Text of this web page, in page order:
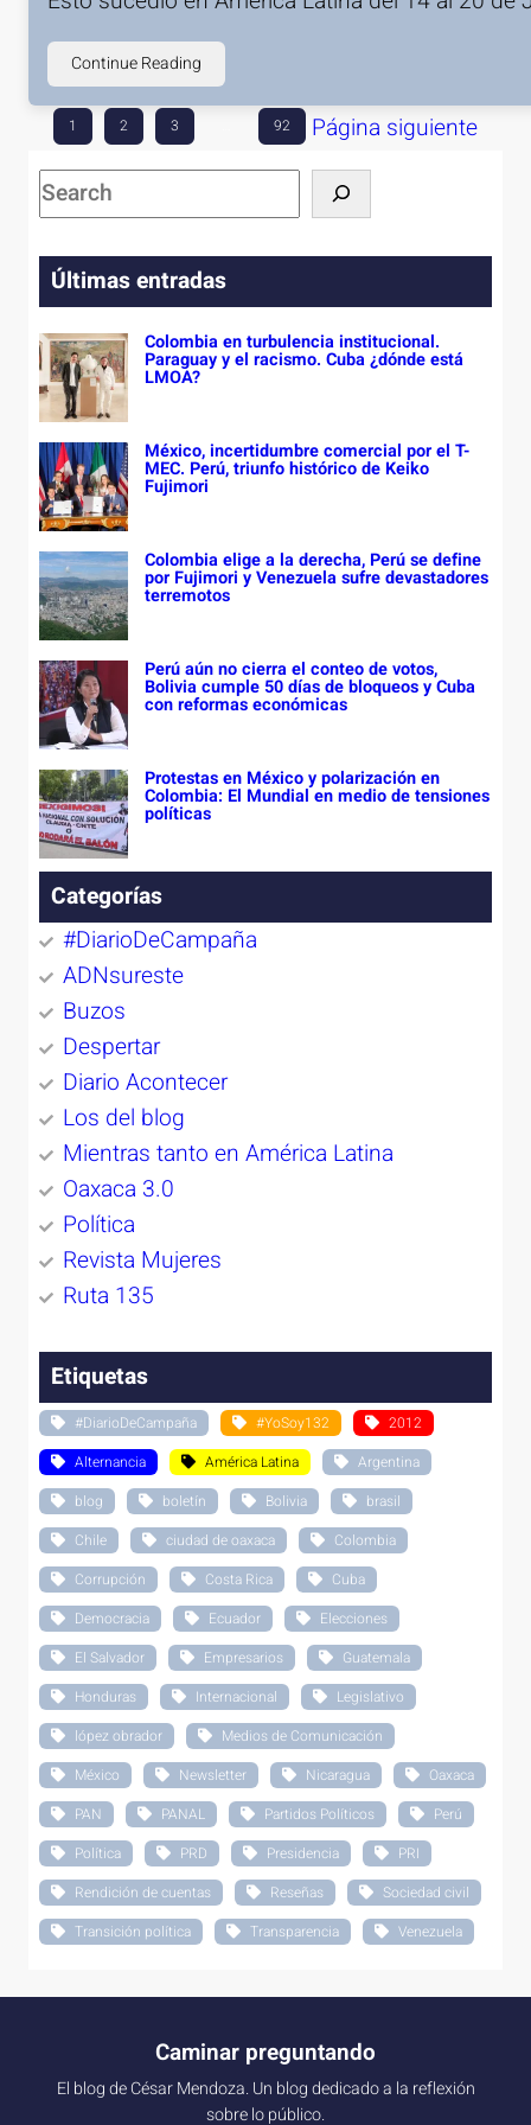
Continue Reading
1 2 3 92
Página siguiente
S
e
a
c
h
Últimas entradas
Colombia en turbulencia institucional.
Paraguay y el racismo. Cuba ¿dónde está
LMOA?
México, incertidumbre comercial por el T-
MEC. Perú, triunfo histórico de Keiko
Fujimori
Colombia elige a la derecha, Perú se define
por Fujimori y Venezuela sufre devastadores
terremotos
Perú aún no cierra el conteo de votos,
Bolivia cumple 50 días de bloqueos y Cuba
con reformas económicas
Protestas en México y polarización en
Colombia: El Mundial en medio de tensiones
políticas
Categorías
#DiarioDeCampaña
ADNsureste
Buzos
Despertar
Diario Acontecer
Los del blog
Mientras tanto en América Latina
Oaxaca 3.0
Política
Revista Mujeres
Ruta 135
Etiquetas
#DiarioDeCampaña #YoSoy132
2012
Alternancia
América Latina
Argentina
blog
boletín Bolivia
brasil
Chile
ciudad de oaxaca
Colombia
Corrupción
Costa Rica
Cuba
Democracia
Ecuador
Elecciones
El Salvador
Empresarios
Guatemala
Honduras
Internacional
Legislativo
lópez obrador
Medios de Comunicación
México
Newsletter Nicaragua
Oaxaca
PAN
PANAL Partidos Políticos
Perú
Política
PRD Presidencia
PRI
Rendición de cuentas
Reseñas
Sociedad civil
Transición política
Transparencia Venezuela
Caminar preguntando
El blog de César Mendoza. Un blog dedicado a la reflexión
sobre lo público.